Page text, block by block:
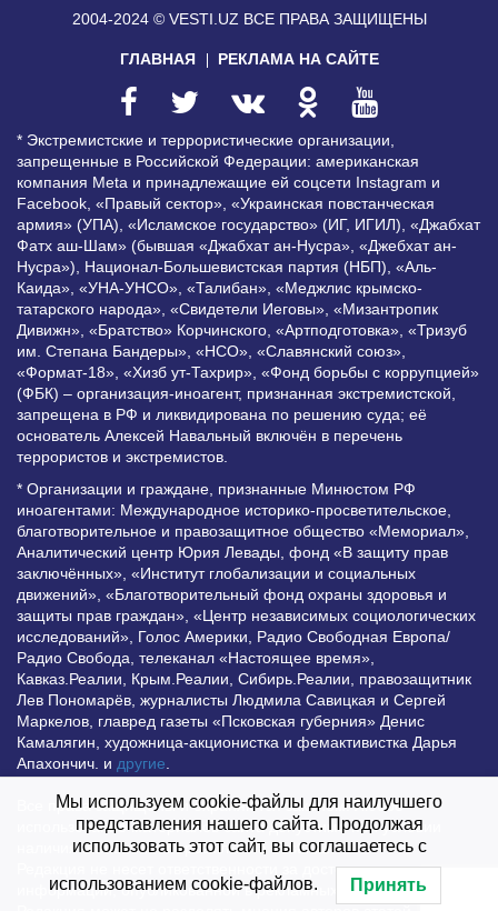
2004-2024 © VESTI.UZ ВСЕ ПРАВА ЗАЩИЩЕНЫ
ГЛАВНАЯ РЕКЛАМА НА САЙТЕ
* Экстремистские и террористические организации,
запрещенные в Российской Федерации: американская
компания Meta и принадлежащие ей соцсети Instagram и
Facebook, «Правый сектор», «Украинская повстанческая
армия» (УПА), «Исламское государство» (ИГ, ИГИЛ), «Джабхат
Фатх аш-Шам» (бывшая «Джабхат ан-Нусра», «Джебхат ан-
Нусра»), Национал-Большевистская партия (НБП), «Аль-
Каида», «УНА-УНСО», «Талибан», «Меджлис крымско-
татарского народа», «Свидетели Иеговы», «Мизантропик
Дивижн», «Братство» Корчинского, «Артподготовка», «Тризуб
им. Степана Бандеры», «НСО», «Славянский союз»,
«Формат-18», «Хизб ут-Тахрир», «Фонд борьбы с коррупцией»
(ФБК) – организация-иноагент, признанная экстремистской,
запрещена в РФ и ликвидирована по решению суда; её
основатель Алексей Навальный включён в перечень
террористов и экстремистов.
* Организации и граждане, признанные Минюстом РФ
иноагентами: Международное историко-просветительское,
благотворительное и правозащитное общество «Мемориал»,
Аналитический центр Юрия Левады, фонд «В защиту прав
заключённых», «Институт глобализации и социальных
движений», «Благотворительный фонд охраны здоровья и
защиты прав граждан», «Центр независимых социологических
исследований», Голос Америки, Радио Свободная Европа/
Радио Свобода, телеканал «Настоящее время»,
Кавказ.Реалии, Крым.Реалии, Сибирь.Реалии, правозащитник
Лев Пономарёв, журналисты Людмила Савицкая и Сергей
Маркелов, главред газеты «Псковская губерния» Денис
Камалягин, художница-акционистка и фемактивистка Дарья
Апахончич. и другие
Все права защищены и охраняются законом. Любое
использование материалов сайта допустимо при условии
наличия активной гиперссылки на Vesti.UZ.
Редакция не несет ответственности за достоверность
информации, опубликованной в рекламных объявлениях.
Мы используем cookie-файлы для наилучшего
представления нашего сайта. Продолжая
использовать этот сайт, вы соглашаетесь с
использованием cookie-файлов. Принять